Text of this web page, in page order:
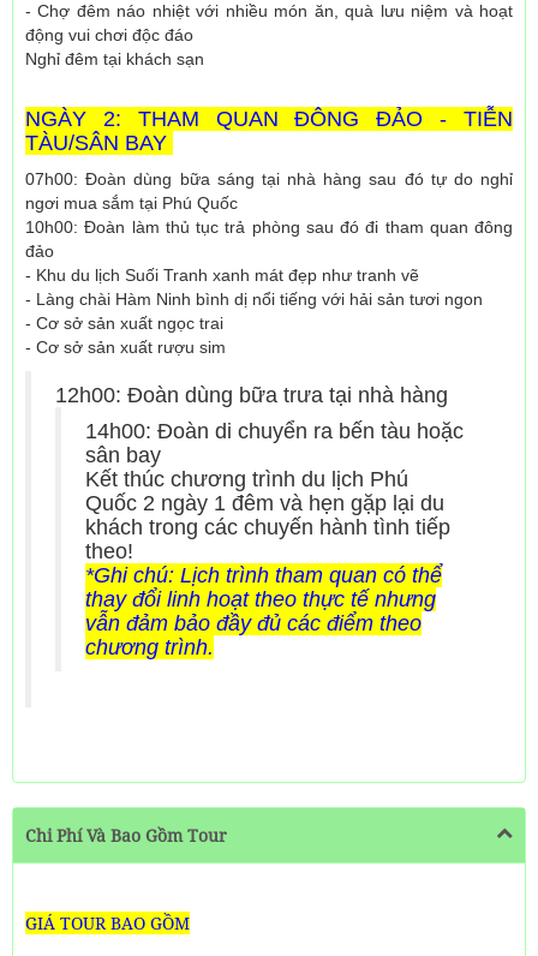
- Chợ đêm náo nhiệt với nhiều món ăn, quà lưu niệm và hoạt
động vui chơi độc đáo
Nghỉ đêm tại khách sạn
NGÀY 2: THAM QUAN ĐÔNG ĐẢO - TIỄN
TÀU/SÂN BAY
07h00: Đoàn dùng bữa sáng tại nhà hàng sau đó tự do nghỉ
ngơi mua sắm tại Phú Quốc
10h00: Đoàn làm thủ tục trả phòng sau đó đi tham quan đông
đảo
- Khu du lịch Suối Tranh xanh mát đẹp như tranh vẽ
- Làng chài Hàm Ninh bình dị nổi tiếng với hải sản tươi ngon
- Cơ sở sản xuất ngọc trai
- Cơ sở sản xuất rượu sim
12h00: Đoàn dùng bữa trưa tại nhà hàng
14h00: Đoàn di chuyển ra bến tàu hoặc
sân bay
Kết thúc chương trình du lịch Phú
Quốc 2 ngày 1 đêm và hẹn gặp lại du
khách trong các chuyến hành tình tiếp
theo!
*Ghi chú: Lịch trình tham quan có thể
thay đổi linh hoạt theo thực tế nhưng
vẫn đảm bảo đầy đủ các điểm theo
chương trình.
Chi Phí Và Bao Gồm Tour
GIÁ TOUR BAO GỒM